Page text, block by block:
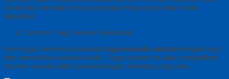
Anda beli, semakin besar potongan harga yang akan Anda
dapatkan!
Custom Toga Sesuai Kebutuhan
Kami juga menerima pesanan toga wisuda custom dengan logo
dan warna khas institusi Anda. Toga custom ini akan menjadikan
momen wisuda lebih spesial dengan identitas yang unik.